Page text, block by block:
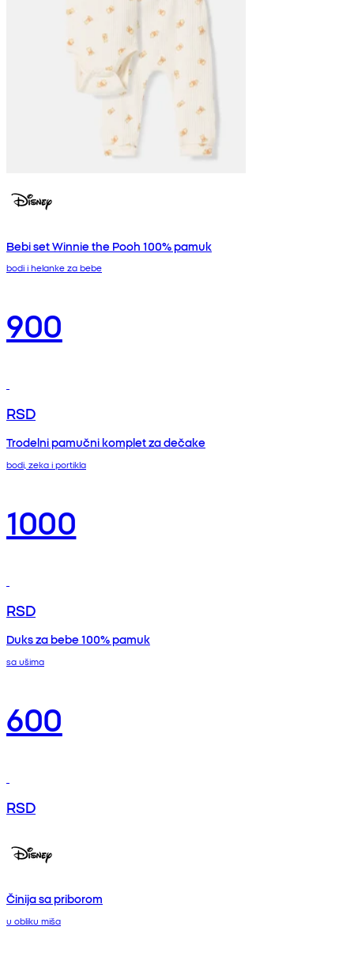
Bebi set Winnie the Pooh 100% pamuk
bodi i helanke za bebe
900
RSD
Trodelni pamučni komplet za dečake
bodi, zeka i portikla
1000
RSD
Duks za bebe 100% pamuk
sa ušima
600
RSD
Činija sa priborom
u obliku miša